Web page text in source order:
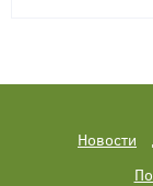
Новости